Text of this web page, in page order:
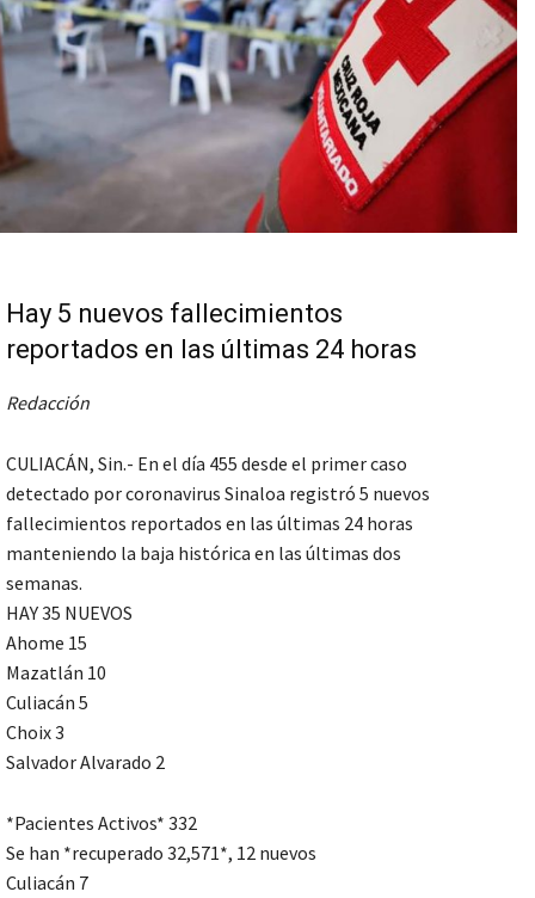
Hay 5 nuevos fallecimientos
reportados en las últimas 24 horas
Redacción
CULIACÁN, Sin.- En el día 455 desde el primer caso
detectado por coronavirus Sinaloa registró 5 nuevos
fallecimientos reportados en las últimas 24 horas
manteniendo la baja histórica en las últimas dos
semanas.
HAY 35 NUEVOS
Ahome 15
Mazatlán 10
Culiacán 5
Choix 3
Salvador Alvarado 2
*Pacientes Activos* 332
Se han *recuperado 32,571*, 12 nuevos
Culiacán 7